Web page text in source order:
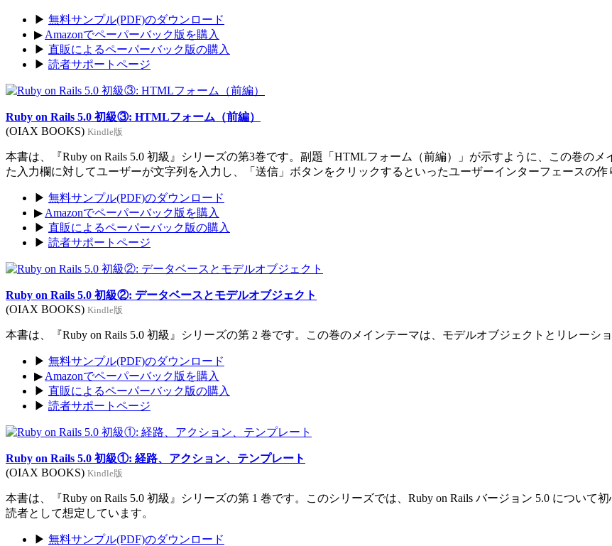
▶ 無料サンプル(PDF)のダウンロード
▶ Amazonでペーパーバック版を購入
▶ 直販によるペーパーバック版の購入
▶ 読者サポートページ
Ruby on Rails 5.0 初級③: HTMLフォーム（前編）
(OIAX BOOKS) Kindle版
本書は、『Ruby on Rails 5.0 初級』シリーズの第3巻です。副題「HTMLフォーム（前編）」が示すように、この巻の
た入力欄に対してユーザーが文字列を入力し、「送信」ボタンをクリックするといったユーザーインターフェースの作
▶ 無料サンプル(PDF)のダウンロード
▶ Amazonでペーパーバック版を購入
▶ 直販によるペーパーバック版の購入
▶ 読者サポートページ
Ruby on Rails 5.0 初級②: データベースとモデルオブジェクト
(OIAX BOOKS) Kindle版
本書は、『Ruby on Rails 5.0 初級』シリーズの第 2 巻です。この巻のメインテーマは、モデルオブジェクトとリレーシ
▶ 無料サンプル(PDF)のダウンロード
▶ Amazonでペーパーバック版を購入
▶ 直販によるペーパーバック版の購入
▶ 読者サポートページ
Ruby on Rails 5.0 初級①: 経路、アクション、テンプレート
(OIAX BOOKS) Kindle版
本書は、『Ruby on Rails 5.0 初級』シリーズの第 1 巻です。このシリーズでは、Ruby on Rails バージョン 5.0 につい
読者として想定しています。
▶ 無料サンプル(PDF)のダウンロード